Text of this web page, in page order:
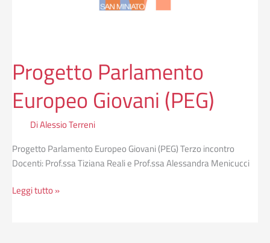
Progetto Parlamento
Europeo Giovani (PEG)
DiAlessio Terreni
Progetto Parlamento Europeo Giovani (PEG) Terzo incontro
Docenti: Prof.ssa Tiziana Reali e Prof.ssa Alessandra Menicucci
Leggi tutto »